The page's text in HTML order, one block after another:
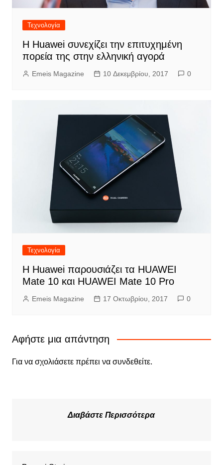
Τεχνολογία
Η Huawei συνεχίζει την επιτυχημένη
πορεία της στην ελληνική αγορά
Emeis Magazine 10 Δεκεμβρίου, 2017 0
Τεχνολογία
Η Huawei παρουσιάζει τα HUAWEI
Mate 10 και HUAWEI Mate 10 Pro
Emeis Magazine 17 Οκτωβρίου, 2017 0
Αφήστε μια απάντηση
Για να σχολιάσετε πρέπει να συνδεθείτε.
Διαβάστε Περισσότερα